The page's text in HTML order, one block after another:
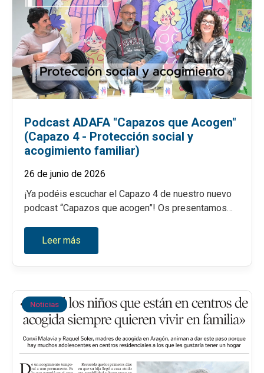
Podcast ADAFA "Capazos que Acogen"
(Capazo 4 - Protección social y
acogimiento familiar)
26 de junio de 2026
¡Ya podéis escuchar el Capazo 4 de nuestro nuevo
podcast “Capazos que acogen”! Os presentamos…
Leer más
Noticias